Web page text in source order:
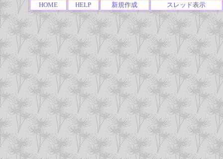
HOME HELP 新規作成 スレッド表示